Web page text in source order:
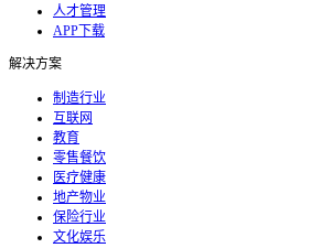
人才管理
APP下载
解决方案
制造行业
互联网
教育
零售餐饮
医疗健康
地产物业
保险行业
文化娱乐